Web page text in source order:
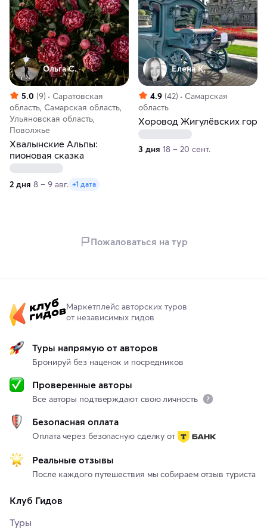
Ольга С.
5.0 (9)
Саратовская
область, Самарская область,
Ульяновская область,
Поволжье
Хвалынские Альпы:
пионовая сказка
2 дня 8 – 9 авг. +1 дата
Елена К.
4.9 (42)
Самарская
область
Хоровод Жигулёвских гор
3 дня 18 – 20 сент.
Пожаловаться на тур
Маркетплейс авторских туров
от независимых гидов
Туры напрямую от авторов
Бронируй без наценок и посредников
Проверенные авторы
Все авторы подтверждают свою личность
Безопасная оплата
Оплата через безопасную сделку от
Реальные отзывы
После каждого путешествия мы собираем отзыв туриста
Клуб Гидов
Туры